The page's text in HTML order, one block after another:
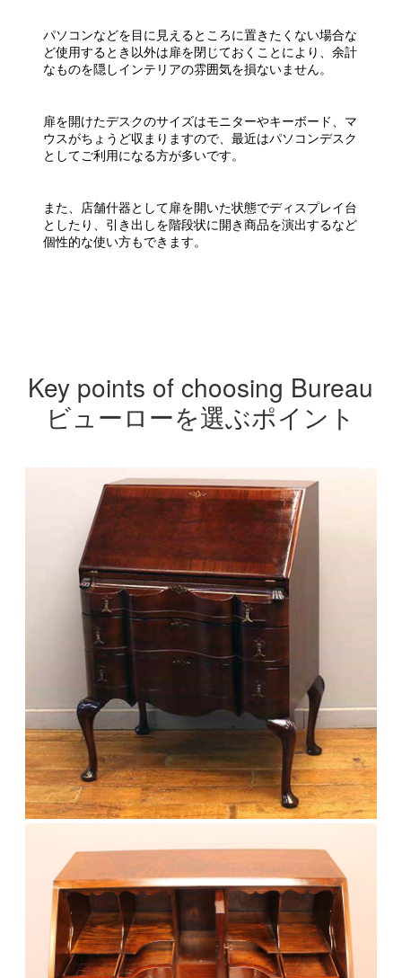
パソコンなどを目に見えるところに置きたくない場合な
ど使用するとき以外は扉を閉じておくことにより、余計
なものを隠しインテリアの雰囲気を損ないません。
扉を開けたデスクのサイズはモニターやキーボード、マ
ウスがちょうど収まりますので、最近はパソコンデスク
としてご利用になる方が多いです。
また、店舗什器として扉を開いた状態でディスプレイ台
としたり、引き出しを階段状に開き商品を演出するなど
個性的な使い方もできます。
Key points of choosing Bureau
ビューローを選ぶポイント